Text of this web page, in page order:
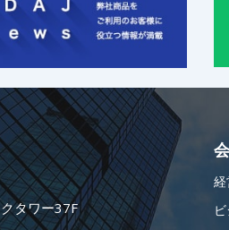
タワー37F
経